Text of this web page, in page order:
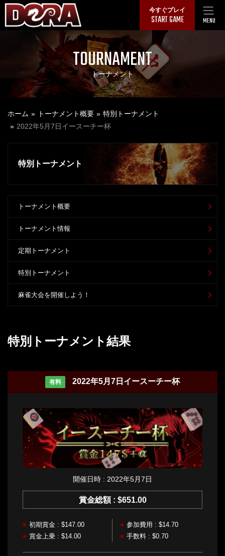
Skip
今すぐプレイ
START GAME MENU
TOURNAMENT
トーナメント
ホーム トーナメント概要
特別トーナメント
2022年5月7日イースーチー杯
特別トーナメント
トーナメント概要
トーナメント情報
定期トーナメント
特別トーナメント
麻雀大会を開催しよう！
特別トーナメント結果
有料 2022年5月7日イースーチー杯
開催日時 : 2022年5月7日
賞金総額 : $651.00
初期賞金 : $147.00
参加費用 : $14.70
賞金上乗 : $14.00
手数料 : $0.70